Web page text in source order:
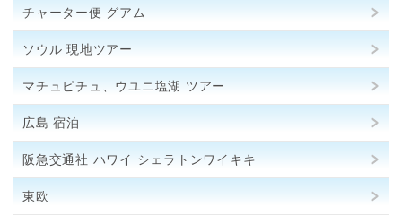
チャーター便 グアム
ソウル 現地ツアー
マチュピチュ、ウユニ塩湖 ツアー
広島 宿泊
阪急交通社 ハワイ シェラトンワイキキ
東欧